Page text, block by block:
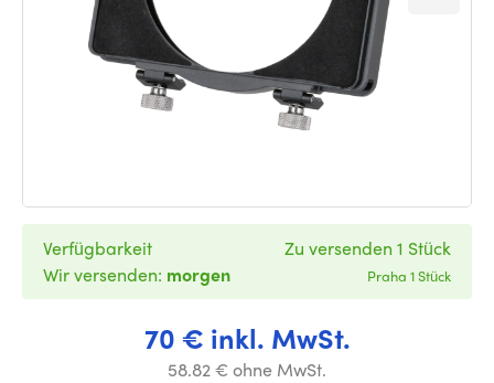
70 € inkl. MwSt.
58.82 € ohne MwSt.
Verfügbarkeit
Wir versenden: morgen
Zu versenden 1 Stück
Praha 1 Stück